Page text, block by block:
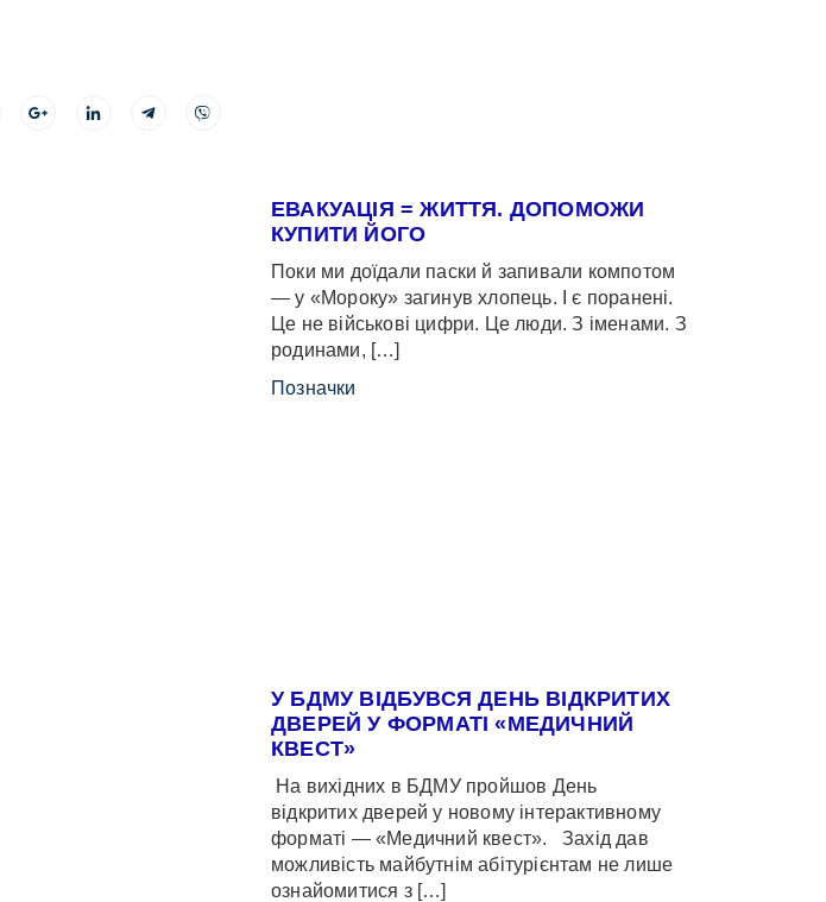
ЕВАКУАЦІЯ = ЖИТТЯ. ДОПОМОЖИ
КУПИТИ ЙОГО
Поки ми доїдали паски й запивали компотом
— у «Мороку» загинув хлопець. І є поранені.
Це не військові цифри. Це люди. З іменами. З
родинами, […]
Позначки
У БДМУ ВІДБУВСЯ ДЕНЬ ВІДКРИТИХ
ДВЕРЕЙ У ФОРМАТІ «МЕДИЧНИЙ
КВЕСТ»
На вихідних в БДМУ пройшов День
відкритих дверей у новому інтерактивному
форматі — «Медичний квест». Захід дав
можливість майбутнім абітурієнтам не лише
ознайомитися з […]